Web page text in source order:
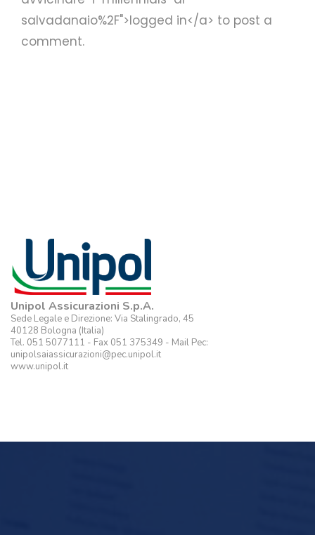
salvadanaio%2F">logged in</a> to post a
comment.
Unipol Assicurazioni S.p.A.
Sede Legale e Direzione: Via Stalingrado, 45
40128 Bologna (Italia)
Tel. 051 5077111 - Fax 051 375349 - Mail Pec:
unipolsaiassicurazioni@pec.unipol.it
www.unipol.it